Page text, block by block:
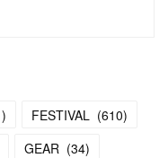
) FESTIVAL (610)
GEAR (34)